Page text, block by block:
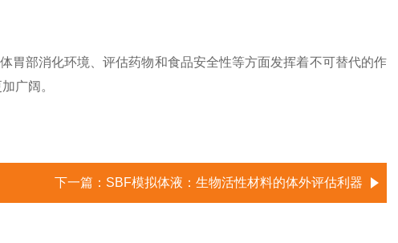
胃部消化环境、评估药物和食品安全性等方面发挥着不可替代的作
广阔。
下一篇： SBF模拟体液：生物活性材料的体外评估利器